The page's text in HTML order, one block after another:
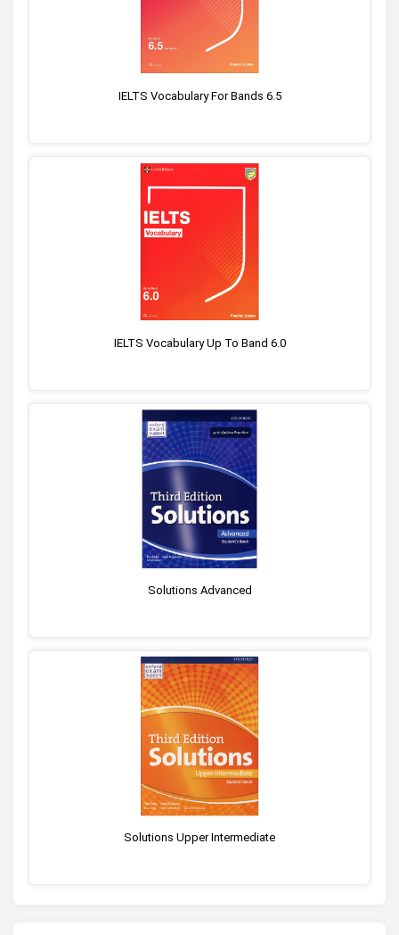
IELTS Vocabulary For Bands 6.5
IELTS Vocabulary Up To Band 6.0
Solutions Advanced
Solutions Upper Intermediate